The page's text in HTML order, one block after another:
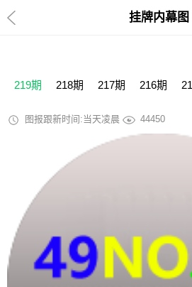
挂牌内幕图
219期 218期 217期 216期
图报跟新时间:当天凌晨 44450